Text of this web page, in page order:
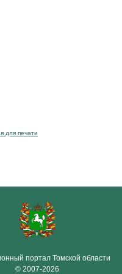
для печати
портал Томской области
© 2007-2026